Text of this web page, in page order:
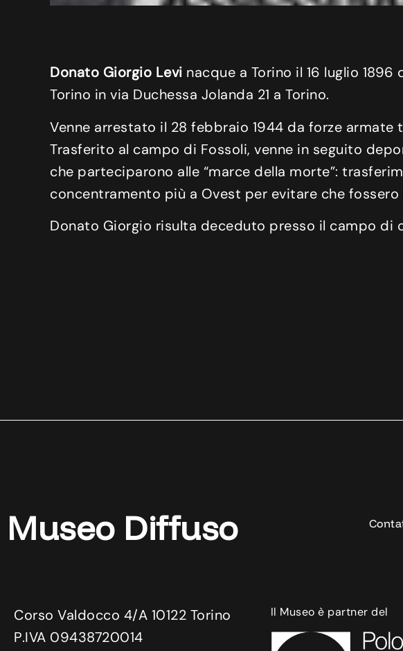
Donato Giorgio Levi nacque a Torino il 16 luglio
Torino in via Duchessa Jolanda 21 a Torino.
Venne arrestato il 28 febbraio 1944 da forze
Trasferito al campo di Fossoli, venne in seguito
che parteciparono alle “marce della morte”:
concentramento più a Ovest per evitare che
Donato Giorgio risulta deceduto presso il campo di
Museo Diffuso
Corso Valdocco 4/A 10122 Torino
P.IVA 09438720014
Il Museo è partner del